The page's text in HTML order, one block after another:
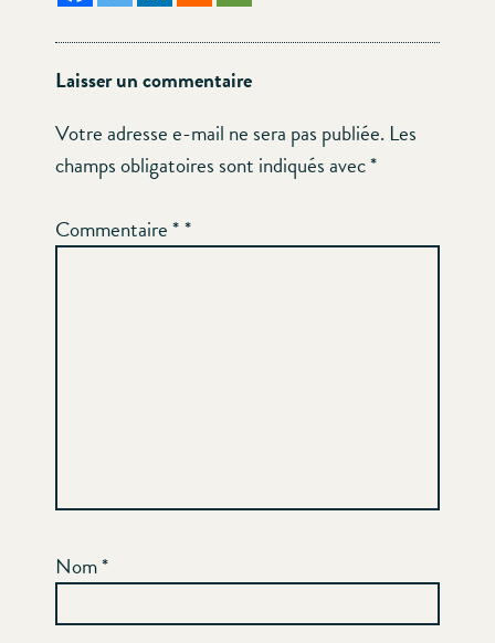
Laisser un commentaire
Votre adresse e-mail ne sera pas publiée. Les
champs obligatoires sont indiqués avec*
Commentaire*
Nom*